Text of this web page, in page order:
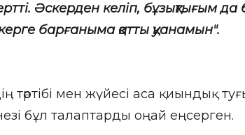
Әскерден келіп, бұзықтығым да
барғаныма қатты қуанамын".
тәртібі мен жүйесі аса қиындық
бұл талаптарды оңай еңсерген.